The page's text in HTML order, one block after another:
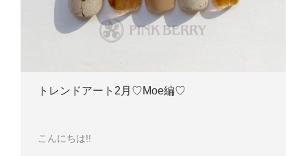
トレンドアート2月♡Moe編♡
こんにちは!!